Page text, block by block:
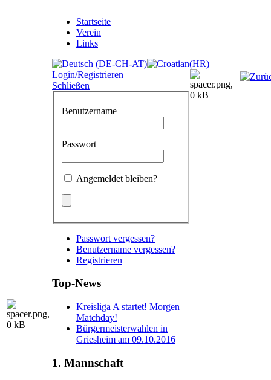
Startseite
Verein
Links
Login/Registrieren
Schließen
Benutzername
Passwort
Angemeldet bleiben?
Passwort vergessen?
Benutzername vergessen?
Registrieren
Top-News
Kreisliga A startet! Morgen
Matchday!
Bürgermeisterwahlen in
Griesheim am 09.10.2016
1. Mannschaft